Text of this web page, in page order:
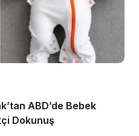
ABD’de Bebek
Dokunuş